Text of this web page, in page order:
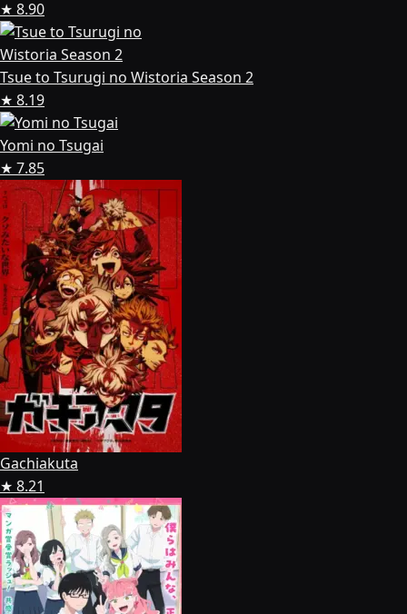
★ 8.90
Tsue to Tsurugi no Wistoria Season 2
★ 8.19
Yomi no Tsugai
★ 7.85
Gachiakuta
★ 8.21